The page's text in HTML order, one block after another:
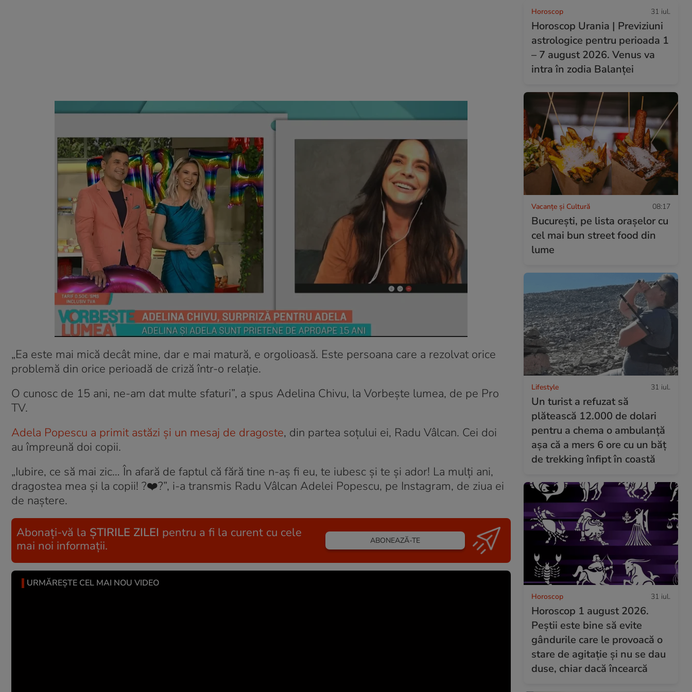
„Ea este mai mică decât mine, dar e mai matură, e orgolioasă. Este persoana care a rezolvat orice
problemă din orice perioadă de criză într-o relație.
O cunosc de 15 ani, ne-am dat multe sfaturi”, a spus Adelina Chivu, la Vorbește lumea, de pe Pro
TV.
Adela Popescu a primit astăzi și un mesaj de dragoste, din partea soțului ei, Radu Vâlcan. Cei doi
au împreună doi copii.
„Iubire, ce să mai zic… În afară de faptul că fără tine n-aș fi eu, te iubesc și te și ador! La mulți ani,
dragostea mea și la copii! ?❤️?”, i-a transmis Radu Vâlcan Adelei Popescu, pe Instagram, de ziua ei
de naștere.
Abonați-vă la ȘTIRILE ZILEI pentru a fi la curent cu cele
mai noi informații.
ABONEAZĂ-TE
URMĂREȘTE CEL MAI NOU VIDEO
Horoscop 31 iul.
Horoscop Urania | Previziuni
astrologice pentru perioada 1
– 7 august 2026. Venus va
intra în zodia Balanței
Vacanțe și Cultură 08:17
București, pe lista orașelor cu
cel mai bun street food din
lume
Lifestyle 31 iul.
Un turist a refuzat să
plătească 12.000 de dolari
pentru a chema o ambulanță
așa că a mers 6 ore cu un băț
de trekking înfipt în coastă
Horoscop 31 iul.
Horoscop 1 august 2026.
Peștii este bine să evite
gândurile care le provoacă o
stare de agitație și nu se dau
duse, chiar dacă încearcă